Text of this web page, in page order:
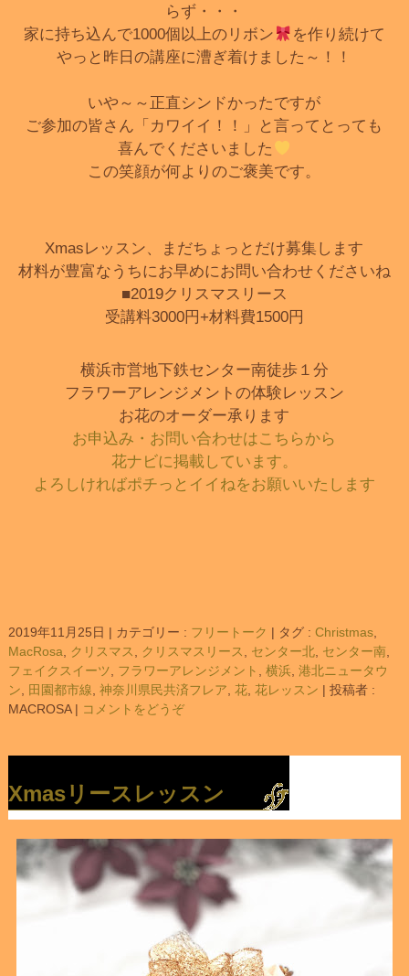
らず・・・
家に持ち込んで1000個以上のリボン
を作り続けて
やっと昨日の講座に漕ぎ着けました～！！
いや～～正直シンドかったですが
ご参加の皆さん「カワイイ！！」と言ってとっても
喜んでくださいました
この笑顔が何よりのご褒美です。
Xmasレッスン、まだちょっとだけ募集します
材料が豊富なうちにお早めにお問い合わせくださいね
■2019クリスマスリース
受講料3000円+材料費1500円
横浜市営地下鉄センター南徒歩１分
フラワーアレンジメントの体験レッスン
お花のオーダー承ります
お申込み・お問い合わせはこちらから
花ナビに掲載しています。
よろしければポチっとイイねをお願いいたします
2019年11月25日 | カテゴリー : フリートーク | タグ : Christmas,
MacRosa
クリスマス クリスマスリース センター北, センター南,
フェイクスイーツ
フラワーアレンジメント 横浜, 港北ニュータウ
ン
田園都市線 神奈川県民共済フレア 花, 花レッスン | 投稿者 :
MACROSA | コメントをどうぞ
Xmasリースレッスン